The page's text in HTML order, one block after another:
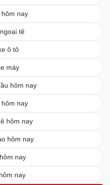
nay
tệ
ô tô
máy
hôm nay
nay
hôm nay
hôm nay
nay
nay